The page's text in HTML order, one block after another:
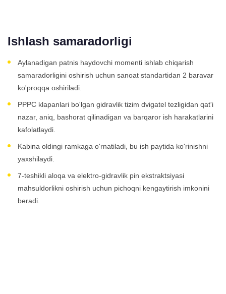
Ishlash samaradorligi
Aylanadigan patnis haydovchi momenti ishlab chiqarish
samaradorligini oshirish uchun sanoat standartidan 2 baravar
ko'proqqa oshiriladi.
PPPC klapanlari bo'lgan gidravlik tizim dvigatel tezligidan qat'i
nazar, aniq, bashorat qilinadigan va barqaror ish harakatlarini
kafolatlaydi.
Kabina oldingi ramkaga o'rnatiladi, bu ish paytida ko'rinishni
yaxshilaydi.
7-teshikli aloqa va elektro-gidravlik pin ekstraktsiyasi
mahsuldorlikni oshirish uchun pichoqni kengaytirish imkonini
beradi.